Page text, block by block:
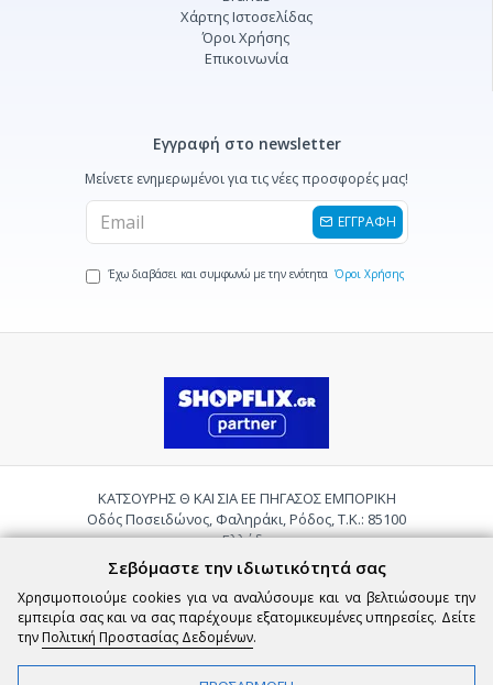
Χάρτης Ιστοσελίδας
Όροι Χρήσης
Επικοινωνία
Εγγραφή στο newsletter
Μείνετε ενημερωμένοι για τις νέες προσφορές μας!
ΕΓΓΡΑΦΗ
Έχω διαβάσει και συμφωνώ με την ενότητα Όροι Χρήσης
ΚΑΤΣΟΥΡΗΣ Θ ΚΑΙ ΣΙΑ ΕΕ ΠΗΓΑΣΟΣ ΕΜΠΟΡΙΚΗ
Οδός Ποσειδώνος, Φαληράκι, Ρόδος, Τ.Κ.: 85100
Ελλάδα
Τηλ.:2241085059
Email:
pigasosemporiki@gmail.com
Σεβόμαστε την ιδιωτικότητά σας
Χρησιμοποιούμε cookies για να αναλύσουμε και να βελτιώσουμε την
εμπειρία σας και να σας παρέχουμε εξατομικευμένες υπηρεσίες. Δείτε
την Πολιτική Προστασίας Δεδομένων.